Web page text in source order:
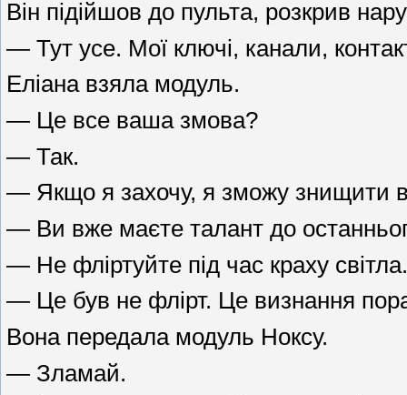
Він підійшов до пульта, розкрив
— Тут усе. Мої ключі, канали,
Еліана взяла модуль.
— Це все ваша змова?
— Так.
— Якщо я захочу, я зможу знищити
— Ви вже маєте талант до
— Не фліртуйте під час краху світла.
— Це був не флірт. Це визнання
Вона передала модуль Ноксу.
— Зламай.